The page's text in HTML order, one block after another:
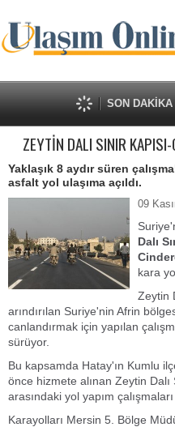
SON DAKİKA
ZEYTİN DALI SINIR
Yaklaşık 8 aydır süren
asfalt yol ulaşıma açıldı.
09
Dalı
kara
Zeytin
arındırılan Suriye'nin Afrin
canlandırmak için yapılan
sürüyor.
Bu kapsamda Hatay'ın Kumlu
önce hizmete alınan Zeytin Dalı
arasındaki yol yapım
Karayolları Mersin 5. Bölge